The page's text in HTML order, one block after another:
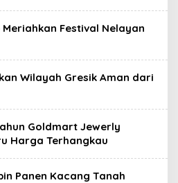
Festival Nelayan
Wilayah Gresik Aman dari
Goldmart Jewerly
Harga Terhangkau
Panen Kacang Tanah